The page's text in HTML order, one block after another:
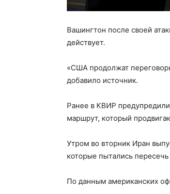
Вашингтон после своей
действует.
«США продолжат
добавило источник.
Ранее в КВИР
маршрут, который
Утром во вторник Иран
которые пытались
По данным американских